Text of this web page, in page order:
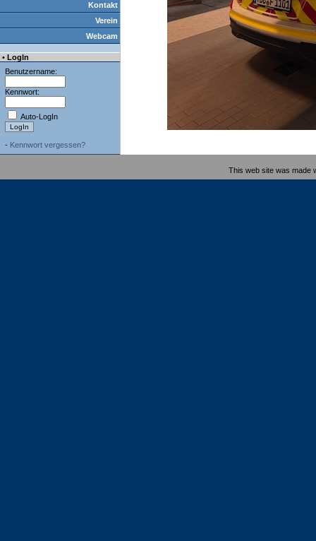
Kontakt
Verein
Webcam
• LogIn
Benutzername:
Kennwort:
Auto-LogIn
- Kennwort vergessen?
This web site was made